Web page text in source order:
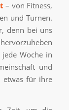
– von Fitness,
und Turnen.
denn bei uns
Woche in
und
etwas für ihre